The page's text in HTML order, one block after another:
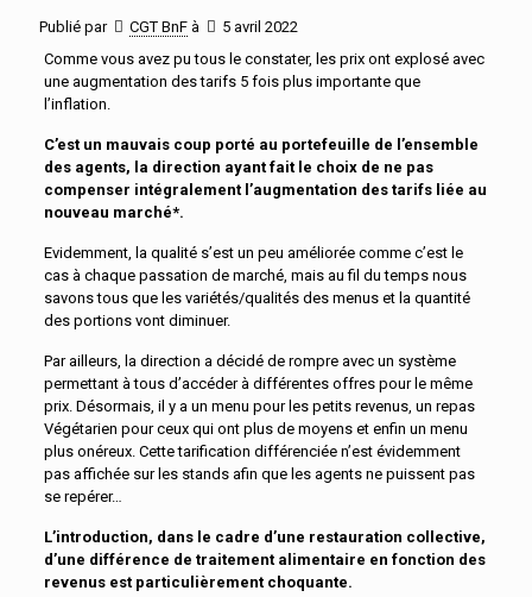
Publié par CGT BnF à
5 avril 2022
Comme vous avez pu tous le constater, les prix ont explosé avec
une augmentation des tarifs 5 fois plus importante que
l’inflation.
C’est un mauvais coup porté au portefeuille de l’ensemble
des agents, la direction ayant fait le choix de ne pas
compenser intégralement l’augmentation des tarifs liée au
nouveau marché*.
Evidemment, la qualité s’est un peu améliorée comme c’est le
cas à chaque passation de marché, mais au fil du temps nous
savons tous que les variétés/qualités des menus et la quantité
des portions vont diminuer.
Par ailleurs, la direction a décidé de rompre avec un système
permettant à tous d’accéder à différentes offres pour le même
prix. Désormais, il y a un menu pour les petits revenus, un repas
Végétarien pour ceux qui ont plus de moyens et enfin un menu
plus onéreux. Cette tarification différenciée n’est évidemment
pas affichée sur les stands afin que les agents ne puissent pas
se repérer…
L’introduction, dans le cadre d’une restauration collective,
d’une différence de traitement alimentaire en fonction des
revenus est particulièrement choquante.